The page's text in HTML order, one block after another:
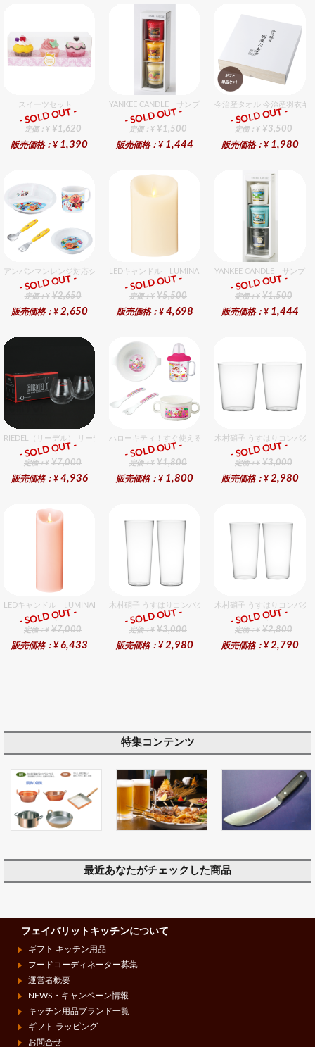
スイーツセット
ギフト
定価：¥ ¥1,620
販売価格：¥ 1,390
- SOLD OUT -
YANKEE CANDLE サンプラー3個・ホルダーセット フル
ギフト
定価：¥ ¥1,500
販売価格：¥ 1,444
- SOLD OUT -
今治産タオル 今治産羽衣
ギフト
定価：¥ ¥3,500
販売価格：¥ 1,980
- SOLD OUT -
アンパンマンレンジ対応シリーズセット セット販売商品です。
ギフト
定価：¥ ¥2,650
販売価格：¥ 2,650
- SOLD OUT -
LEDキャンドル LUMINARA（ルミナラ） アイボリー
ギフト
定価：¥ ¥5,500
販売価格：¥ 4,698
- SOLD OUT -
YANKEE CANDLE サンプ
ギフト
定価：¥ ¥1,500
販売価格：¥ 1,444
- SOLD OUT -
RIEDEL（リーデル） リーデル オー 0 カベルネ 2個入りセット
ギフト
定価：¥ ¥7,000
販売価格：¥ 4,936
- SOLD OUT -
ハローキティ！すぐ使えるおめでとうセット（女の子用）
ギフト
定価：¥ ¥1,800
販売価格：¥ 1,800
- SOLD OUT -
木村硝子 うすはりコンパク
ギフト
定価：¥ ¥3,000
販売価格：¥ 2,980
- SOLD OUT -
LEDキャンドル LUMINARA（ルミナラ） ピンク ピラー4x9 ギフトボックス入り
ギフト
定価：¥ ¥7,000
販売価格：¥ 6,433
- SOLD OUT -
木村硝子 うすはりコンパクト380cc ゾンビグラスギフト
ギフト
定価：¥ ¥3,000
販売価格：¥ 2,980
- SOLD OUT -
木村硝子 うすはりコンパク
ギフト
定価：¥ ¥2,800
販売価格：¥ 2,790
- SOLD OUT -
特集コンテンツ
最近あなたがチェックした商品
フェイバリットキッチンについて
ギフト キッチン用品
フードコーディネーター募集
運営者概要
NEWS・キャンペーン情報
キッチン用品ブランド一覧
ギフト ラッピング
お問合せ